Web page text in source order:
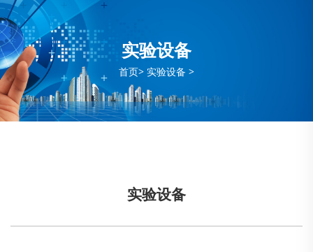
实验设备
首页> 实验设备 >
实验设备